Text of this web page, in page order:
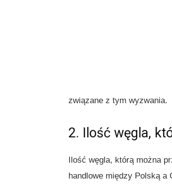
związane z tym wyzwania.
2. Ilość węgla,
Ilość węgla, którą można
handlowe między Polską